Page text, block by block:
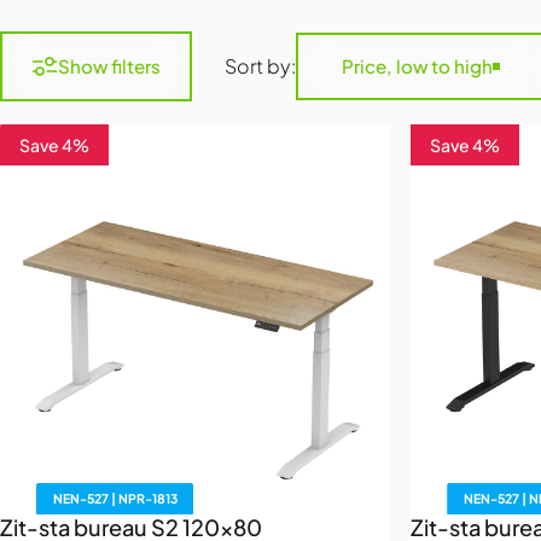
Show filters Sort by: Price, low to high
NEN-527 | NPR-1813
4.9
Save 4%
Zit-sta bureau S2 120x80
NEN-527 |
4.9
Save 4%
Zit-sta